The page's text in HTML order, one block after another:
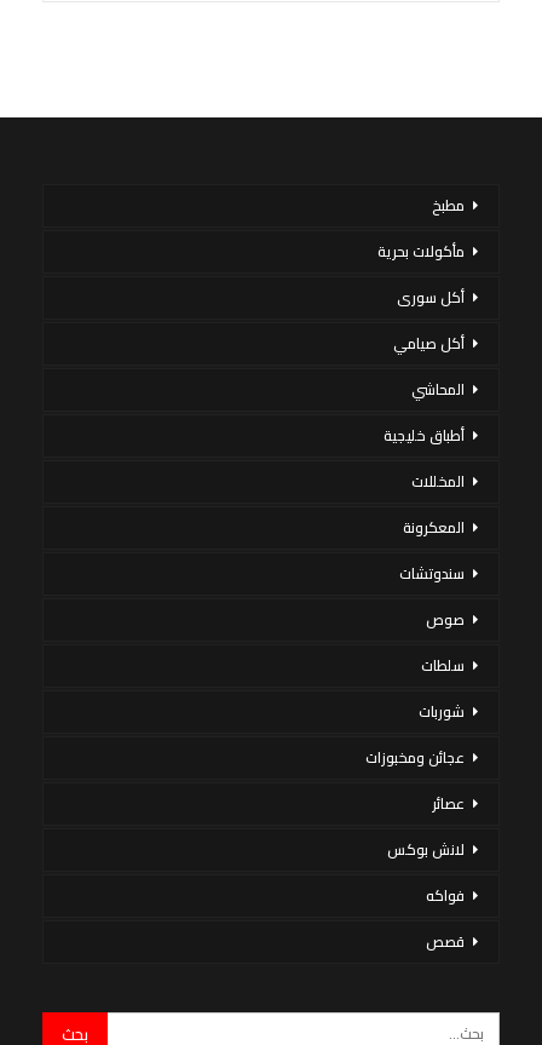
مطبخ
مأكولات بحرية
أكل سورى
أكل صيامي
المحاشي
أطباق خليجية
المخللات
المعكرونة
سندوتشات
صوص
سلطات
شوربات
عجائن ومخبوزات
عصائر
لانش بوكس
فواكه
قصص